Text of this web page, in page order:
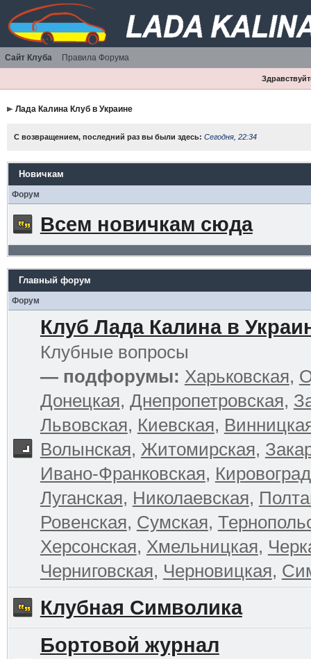
Сайт Клуба Правила Форума
Лада Калина Клуб в Украине
С возвращением, последний раз вы были здесь: Сегодня, 22:34
Новичкам
Форум
Всем новичкам сюда
Главный форум
Форум
Клуб Лада Калина в
Клубные вопросы
— подфорумы: Харьковская,
Донецкая, Днепропетровская,
Львовская, Киевская,
Волынская, Житомирская,
Ивано-Франковская,
Луганская, Николаевская,
Ровенская, Сумская,
Херсонская, Хмельницкая,
Черниговская, Черновицкая,
Клубная Символика
Бортовой журнал